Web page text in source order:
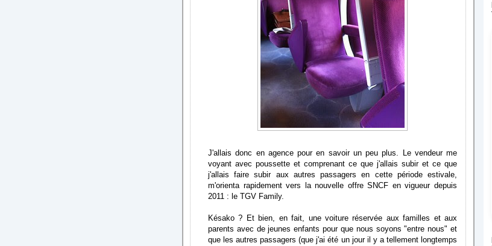
J'allais donc en agence pour en savoir un peu plus. Le vendeur me
voyant avec poussette et comprenant ce que j'allais subir et ce que
j'allais faire subir aux autres passagers en cette période estivale,
m'orienta rapidement vers la nouvelle offre SNCF en vigueur depuis
2011 : le TGV Family.
Késako ? Et bien, en fait, une voiture réservée aux familles et aux
parents avec de jeunes enfants pour que nous soyons "entre nous" et
que les autres passagers (que j'ai été un jour il y a tellement longtemps